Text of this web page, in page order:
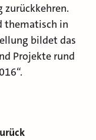
zurückkehren.
thematisch in
bildet das
Projekte rund